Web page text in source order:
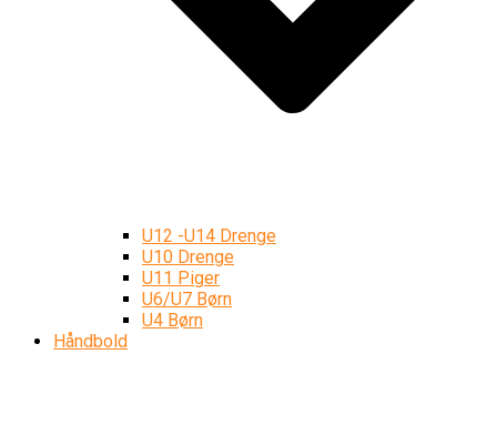
U12 -U14 Drenge
U10 Drenge
U11 Piger
U6/U7 Børn
U4 Børn
Håndbold